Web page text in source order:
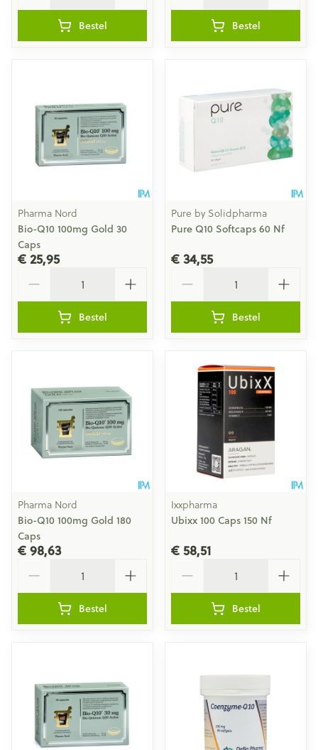
Bestel Bestel
Pharma Nord
Bio-Q10 100mg Gold 30
Caps
€ 25,95
Bestel
Pure by Solidpharma
Pure Q10 Softcaps 60 Nf
€ 34,55
Bestel
Pharma Nord
Bio-Q10 100mg Gold 180
Caps
€ 98,63
Bestel
Ixxpharma
Ubixx 100 Caps 150 Nf
€ 58,51
Bestel